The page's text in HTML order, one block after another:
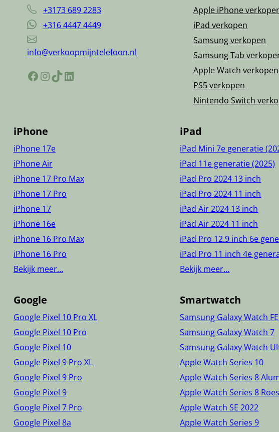
+3173 689 2283
+316 4447 4449
info@verkoopmijntelefoon.nl
Facebook
Instagram
TikTok
LinkedIn
Apple iPhone
iPad verkopen
Samsung verkopen
Samsung Tab
Apple Watch verkopen
PS5 verkopen
Nintendo Switch
iPhone
iPhone 17e
iPhone Air
iPhone 17 Pro Max
iPhone 17 Pro
iPhone 17
iPhone 16e
iPhone 16 Pro Max
iPhone 16 Pro
Bekijk meer…
iPad
iPad Mini 7e generatie
iPad 11e generatie (2025)
iPad Pro 2024 13 inch
iPad Pro 2024 11 inch
iPad Air 2024 13 inch
iPad Air 2024 11 inch
iPad Pro 12.9 inch 6e
iPad Pro 11 inch 4e
Bekijk meer…
Google
Google Pixel 10 Pro XL
Google Pixel 10 Pro
Google Pixel 10
Google Pixel 9 Pro XL
Google Pixel 9 Pro
Google Pixel 9
Google Pixel 7 Pro
Google Pixel 8a
Smartwatch
Samsung Galaxy Watch FE
Samsung Galaxy Watch 7
Samsung Galaxy Watch
Apple Watch Series 10
Apple Watch Series 8
Apple Watch Series 8
Apple Watch SE 2022
Apple Watch Series 9